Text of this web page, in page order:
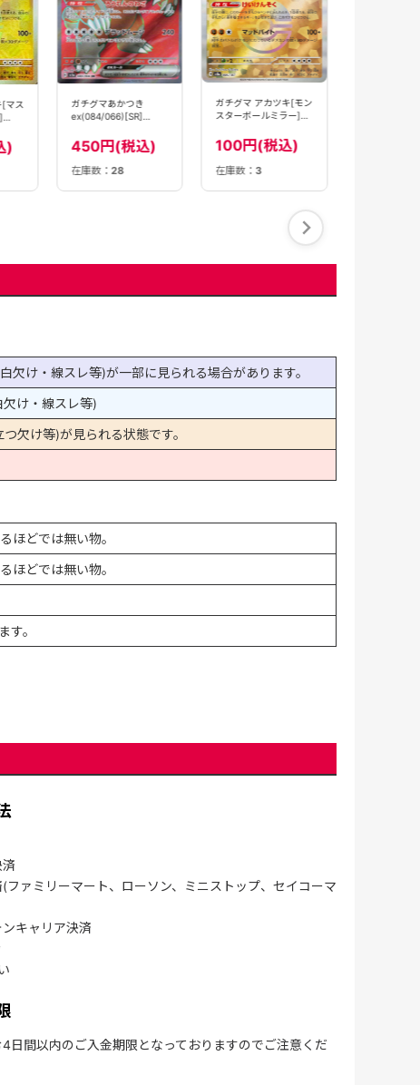
[マス
)
ガチグマあかつき
ex(084/066)[SR]
450円(税込)
在庫数：28
ガチグマ アカツキ[モン
スターボールミラー]
100円(税込)
在庫数： 3
け・線スレ等)が一部に見られる場合があります。
け・線スレ等)
欠け等)が見られる状態です。
ほどでは無い物。
ほどでは無い物。
。
済
(ファミリーマート、ローソン、ミニストップ、セイコーマ
ンキャリア決済
日間以内のご入金期限となっておりますのでご注意くだ